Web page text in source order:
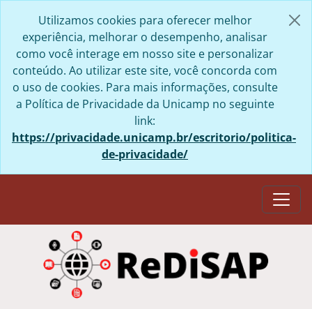
Utilizamos cookies para oferecer melhor
experiência, melhorar o desempenho, analisar
como você interage em nosso site e personalizar
conteúdo. Ao utilizar este site, você concorda com
o uso de cookies. Para mais informações, consulte
a Política de Privacidade da Unicamp no seguinte
link:
https://privacidade.unicamp.br/escritorio/politica-
de-privacidade/